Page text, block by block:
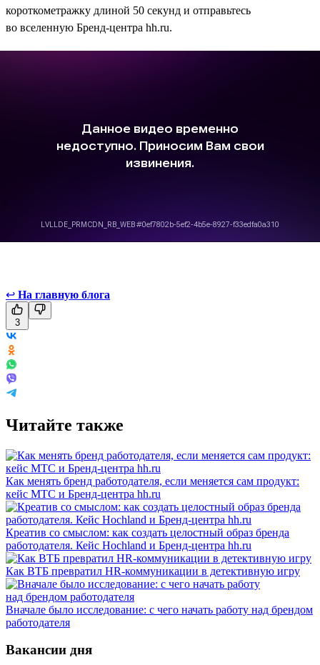
короткометражку длиной 50 секунд и отправьтесь
во вселенную Бренд-центра hh.ru.
↩ На главную блога
3
Читайте также
Как менять бренд работодателя, если меняется сам продукт:
кейс МТС и Бренд-центра hh.ru
Креатив со смыслом: как создать целостный образ бренда
работодателя. Кейс Hochland и Бренд-центра hh.ru
Как ВТБ превратил HR-коммуникации в детективную игру
Вначале было исследование: с чего начать работу над брендом
работодателя
Вакансии дня